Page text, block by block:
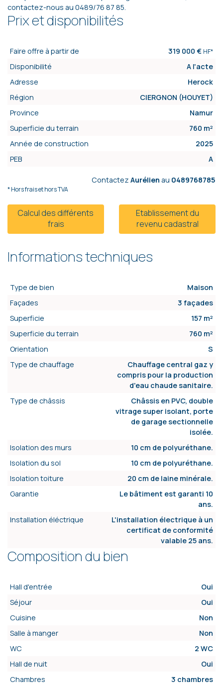
contactez-nous au 0489/76 87 85.
Prix et disponibilités
Faire offre à partir de 319 000 € HF*
Disponibilité
A l'acte
Adresse
Herock
Région
CIERGNON (HOUYET)
Province
Namur
Superficie du terrain
760 m²
Année de construction
2025
PEB
A
Contactez Aurélien au 0489768785
* Hors frais et hors TVA
Calcul des différents
frais
Etablissement du
revenu cadastral
Informations techniques
Type de bien
Maison
Façades
3 façades
Superficie
157 m²
Superficie du terrain
760 m²
Orientation
S
Type de chauffage
Chauffage central gaz y
compris pour la production
d'eau chaude sanitaire.
Type de châssis
Châssis en PVC, double
vitrage super isolant, porte
de garage sectionnelle
isolée.
Isolation des murs
10 cm de polyuréthane.
Isolation du sol
10 cm de polyuréthane.
Isolation toiture
20 cm de laine minérale.
Garantie
Le bâtiment est garanti 10
ans.
Installation éléctrique
L'installation électrique à un
certificat de conformité
valable 25 ans.
Composition du bien
Hall d'entrée
Oui
Séjour
Oui
Cuisine
Non
Salle à manger
Non
WC
2 WC
Hall de nuit
Oui
Chambres
3 chambres